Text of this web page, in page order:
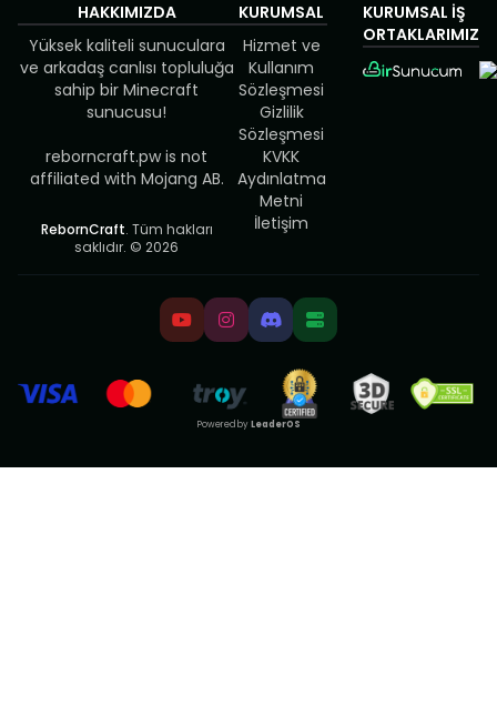
HAKKIMIZDA
Yüksek kaliteli sunuculara
ve arkadaş canlısı topluluğa
sahip bir Minecraft
sunucusu!
reborncraft.pw is not
affiliated with Mojang AB.
RebornCraft. Tüm hakları
saklıdır. © 2026
KURUMSAL
Hizmet ve
Kullanım
Sözleşmesi
Gizlilik
Sözleşmesi
KVKK
Aydınlatma
Metni
İletişim
KURUMSAL İŞ
ORTAKLARIMIZ
Powered byLeaderOS